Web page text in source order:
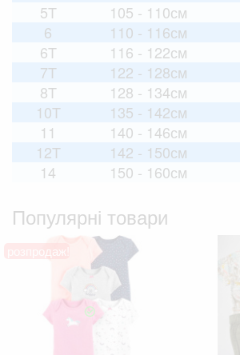
5T
105 - 110см
6
110 - 116см
6T
116 - 122см
7T
122 - 128см
8T
128 - 134см
10T
135 - 142см
11
140 - 146см
12T
142 - 150см
14
150 - 160см
Популярні товари
розпродаж!